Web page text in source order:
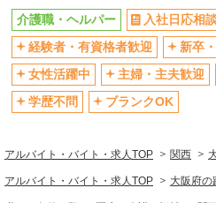
通費全支給(ガソ
四條畷市 交
キープ
サービス付高齢者向け住宅 エルダー
介護職員（ヘル
月給255,410円
社会保険あり
産
退職金・財形貯蓄制度あり
各
制服貸与
資格取得支援制度あり
同じ職種から求人を探す
医療・介護
介護職・ヘルパー 入社日応相
経験者・有資格者歓迎
新卒
女性活躍中
主婦・主夫歓迎
学歴不問
ブランクOK
アルバイト・バイト・求人TOP 関西
アルバイト・バイト・求人TOP 大阪府の